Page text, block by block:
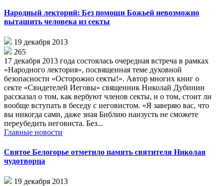
Народный лекторий: Без помощи Божьей невозможно
вытащить человека из секты
19 декабря 2013
265
17 декабря 2013 года состоялась очередная встреча в рамках
«Народного лектория», посвященная теме духовной
безопасности «Осторожно секты!». Автор многих книг о
секте «Свидетелей Иеговы» священник Николай Дубинин
рассказал о том, как вербуют членов секты, и о том, стоит ли
вообще вступать в беседу с иеговистом. «Я заверяю вас, что
вы никогда сами, даже зная Библию наизусть не сможете
переубедить иеговиста. Без...
Главные новости
Святое Белогорье отметило память святителя Николая
чудотворца
19 декабря 2013